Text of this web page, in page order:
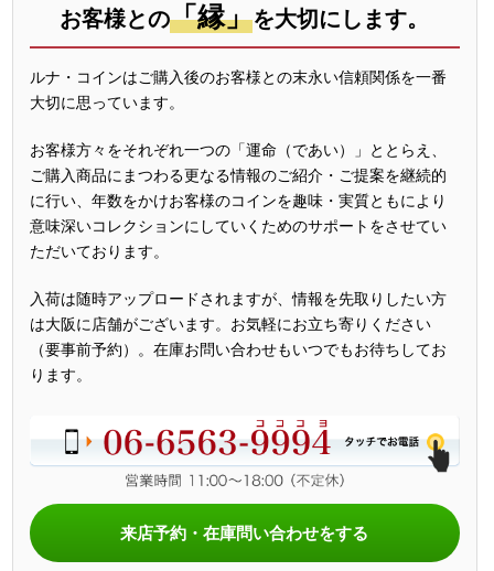
お客様との「縁」を大切にします。
ルナ・コインはご購入後のお客様との末永い信頼関係を一番
大切に思っています。
お客様方々をそれぞれ一つの「運命（であい）」ととらえ、
ご購入商品にまつわる更なる情報のご紹介・ご提案を継続的
に行い、年数をかけお客様のコインを趣味・実質ともにより
意味深いコレクションにしていくためのサポートをさせてい
ただいております。
入荷は随時アップロードされますが、情報を先取りしたい方
は大阪に店舗がございます。お気軽にお立ち寄りください
（要事前予約）。在庫お問い合わせもいつでもお待ちしてお
ります。
来店予約・在庫問い合わせをする